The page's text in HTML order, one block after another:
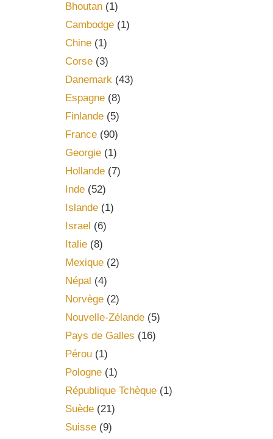
Bhoutan(1)
Cambodge(1)
Chine(1)
Corse(3)
Danemark(43)
Espagne(8)
Finlande(5)
France(90)
Georgie(1)
Hollande(7)
Inde(52)
Islande(1)
Israel (6)
Italie(8)
Mexique(2)
Népal (4)
Norvège(2)
Nouvelle-Zélande(5)
Pays de Galles (16)
Pérou(1)
Pologne(1)
République Tchèque(1)
Suède(21)
Suisse(9)